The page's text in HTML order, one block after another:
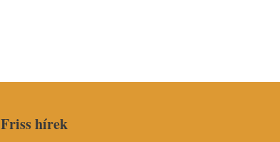
Friss hírek